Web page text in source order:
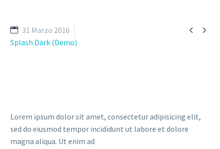
 
31 Marzo 2016
Splash Dark (Demo)
Lorem ipsum dolor sit amet, consectetur adipisicing elit,
sed do eiusmod tempor incididunt ut labore et dolore
magna aliqua. Ut enim ad